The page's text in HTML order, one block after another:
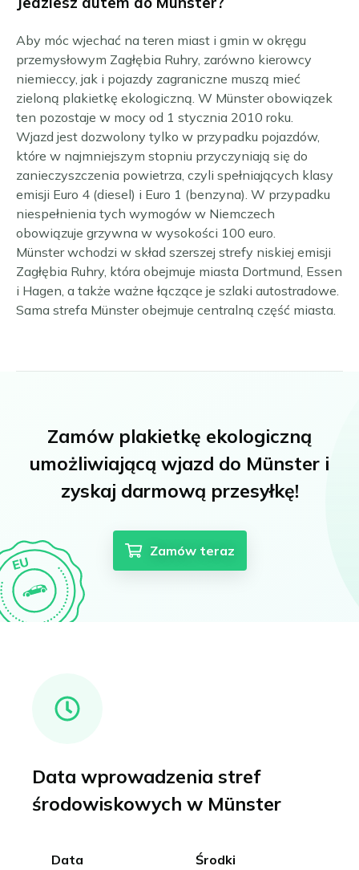
Aby móc wjechać na teren miast i gmin w okręgu
przemysłowym Zagłębia Ruhry, zarówno kierowcy
niemieccy, jak i pojazdy zagraniczne muszą mieć
zieloną plakietkę ekologiczną. W Münster obowiązek
ten pozostaje w mocy od 1 stycznia 2010 roku.
Wjazd jest dozwolony tylko w przypadku pojazdów,
które w najmniejszym stopniu przyczyniają się do
zanieczyszczenia powietrza, czyli spełniających klasy
emisji Euro 4 (diesel) i Euro 1 (benzyna). W przypadku
niespełnienia tych wymogów w Niemczech
obowiązuje grzywna w wysokości 100 euro.
Münster wchodzi w skład szerszej strefy niskiej emisji
Zagłębia Ruhry, która obejmuje miasta Dortmund, Essen
i Hagen, a także ważne łączące je szlaki autostradowe.
Sama strefa Münster obejmuje centralną część miasta.
Zamów plakietkę ekologiczną
umożliwiającą wjazd do Münster i
zyskaj darmową przesyłkę!
Zamów teraz
Data wprowadzenia stref
środowiskowych w Münster
Data Środki